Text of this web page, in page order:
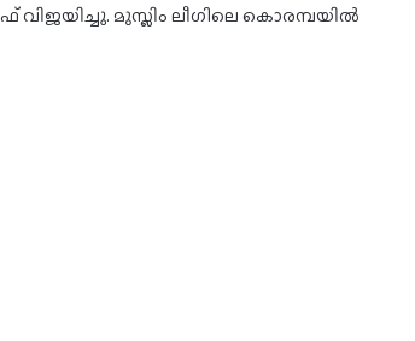
മുസ്ലിം ലീഗിലെ കൊരമ്പയില്‍